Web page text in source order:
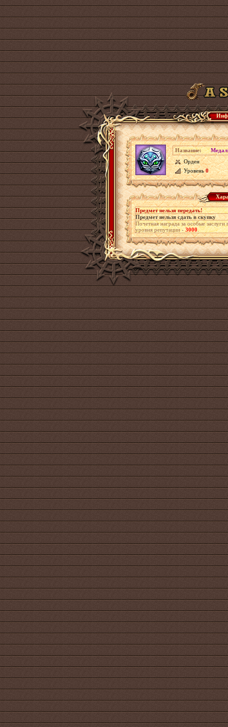
Название:
Орден
Уровень0
Предмет нельзя передать!
Предмет нельзя сдать в скупку
Почетная награда за особые заслуги
уровня репутации -3000.